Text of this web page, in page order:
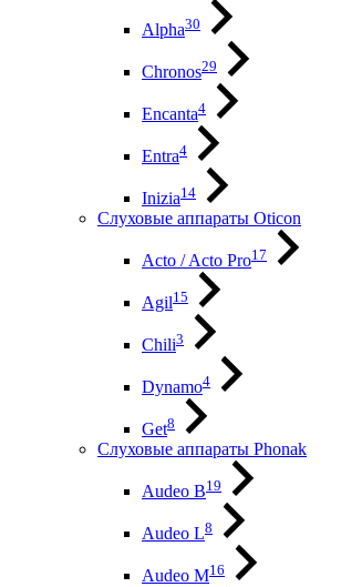
Alpha30
Chronos29
Encanta4
Entra4
Inizia14
Слуховые аппараты Oticon
Acto / Acto Pro17
Agil15
Chili3
Dynamo4
Get8
Слуховые аппараты Phonak
Audeo B19
Audeo L8
Audeo М16